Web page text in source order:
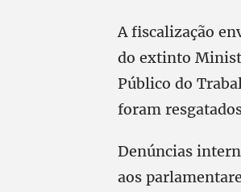
A fiscalização
do extinto
Público do
foram
Denúncias
aos